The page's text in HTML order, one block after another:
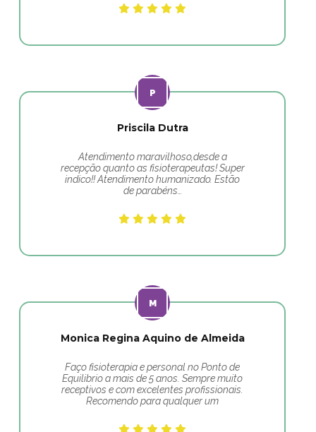
Priscila Dutra
Atendimento maravilhoso,desde a
recepção quanto as fisioterapeutas! Super
indico!! Atendimento humanizado. Estão
de parabéns…
Monica Regina Aquino de Almeida
Faço fisioterapia e personal no Ponto de
Equilibrio a mais de 5 anos. Sempre muito
receptivos e com excelentes profissionais.
Recomendo para qualquer um